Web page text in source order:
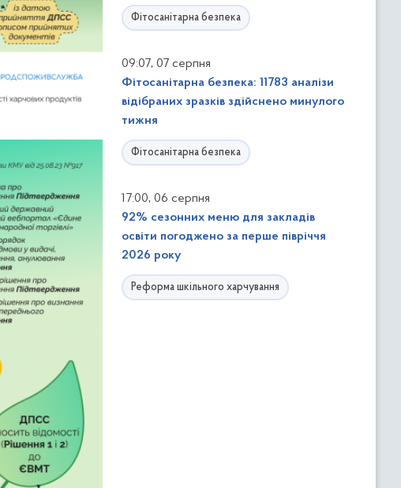
Фітосанітарна безпека
09:07, 07 серпня
Фітосанітарна безпека: 11783 аналізи
відібраних зразків здійснено минулого
тижня
Фітосанітарна безпека
17:00, 06 серпня
92% сезонних меню для закладів
освіти погоджено за перше півріччя
2026 року
Реформа шкільного харчування